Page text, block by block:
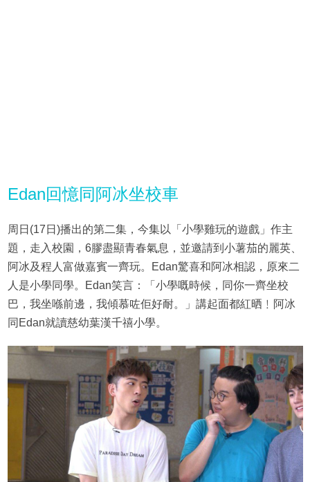
Edan回憶同阿冰坐校車
周日(17日)播出的第二集，今集以「小學雞玩的遊戲」作主
題，走入校園，6膠盡顯青春氣息，並邀請到小薯茄的麗英、
阿冰及程人富做嘉賓一齊玩。Edan驚喜和阿冰相認，原來二
人是小學同學。Edan笑言：「小學嘅時候，同你一齊坐校
巴，我坐喺前邊，我傾慕咗佢好耐。」講起面都紅晒﹗阿冰
同Edan就讀慈幼葉漢千禧小學。